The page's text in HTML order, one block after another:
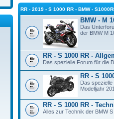
RR - 2019 - S 1000 RR - BMW -
BMW - M
Das
der BMW M
RR - S 1000 RR -
Das spezielle Forum für die
RR - S
Das
Modelljahr
RR - S 1000 RR -
Alles zur Technik der BMW